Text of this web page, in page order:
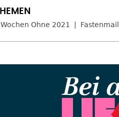
Ohne 2021 Fastenmail